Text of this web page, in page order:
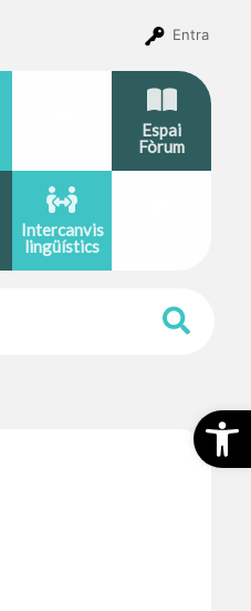
Entra
Espai
Fòrum
Intercanvis
lingüístics